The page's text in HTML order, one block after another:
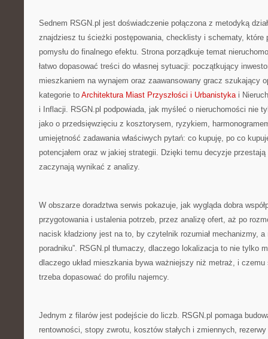
Sednem RSGN.pl jest doświadczenie połączona z metodyką
znajdziesz tu ścieżki postępowania, checklisty i schematy, które
pomysłu do finalnego efektu. Strona porządkuje temat
łatwo dopasować treści do własnej sytuacji: początkujący
mieszkaniem na wynajem oraz zaawansowany gracz szukający
kategorie to Architektura Miast Przyszłości i Urbanistykai
i Inflacji. RSGN.pl podpowiada, jak myśleć o nieruchomości nie
jako o przedsięwzięciu z kosztorysem, ryzykiem,
umiejętność zadawania właściwych pytań: co kupuję, po co
potencjałem oraz w jakiej strategii. Dzięki temu decyzje
zaczynają wynikać z analizy.
W obszarze doradztwa serwis pokazuje, jak wygląda dobra
przygotowania i ustalenia potrzeb, przez analizę ofert, aż po
nacisk kładziony jest na to, by czytelnik rozumiał mechanizmy, a
poradniku”. RSGN.pl tłumaczy, dlaczego lokalizacja to nie tylko
dlaczego układ mieszkania bywa ważniejszy niż metraż, i
trzeba dopasować do profilu najemcy.
Jednym z filarów jest podejście do liczb. RSGN.pl pomaga
rentowności, stopy zwrotu, kosztów stałych i zmiennych,